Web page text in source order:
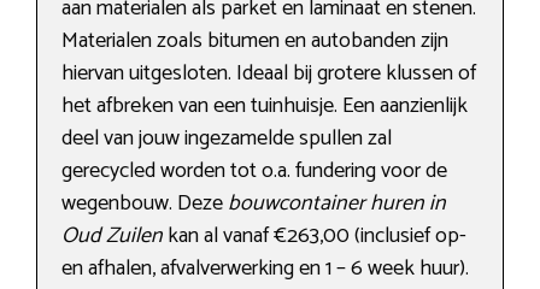
aan materialen als parket en laminaat en stenen.
Materialen zoals bitumen en autobanden zijn
hiervan uitgesloten. Ideaal bij grotere klussen of
het afbreken van een tuinhuisje. Een aanzienlijk
deel van jouw ingezamelde spullen zal
gerecycled worden tot o.a. fundering voor de
wegenbouw. Dezebouwcontainer huren in
Oud Zuilenkan al vanaf €263,00 (inclusief op-
en afhalen, afvalverwerking en 1 – 6 week huur).